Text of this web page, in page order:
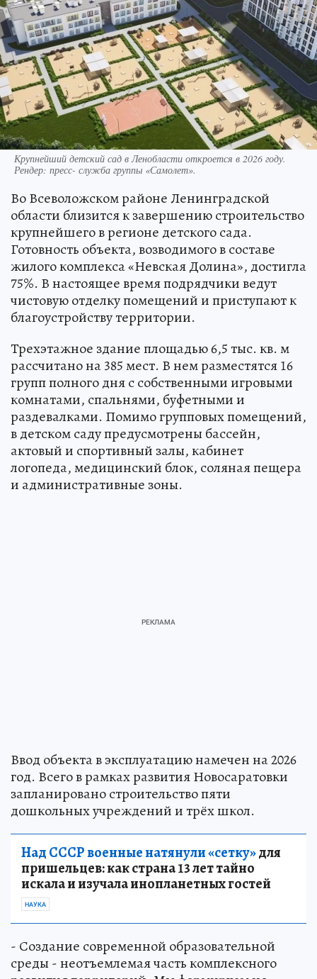
Крупнейший детский сад в Ленобласти откроется в 2026 году.
Рендер: пресс- служба группы «Самолет».
Во Всеволожском районе Ленинградской
области близится к завершению строительство
крупнейшего в регионе детского сада.
Готовность объекта, возводимого в составе
жилого комплекса «Невская Долина», достигла
75%. В настоящее время подрядчики ведут
чистовую отделку помещений и приступают к
благоустройству территории.
Трехэтажное здание площадью 6,5 тыс. кв. м
рассчитано на 385 мест. В нем разместятся 16
групп полного дня с собственными игровыми
комнатами, спальнями, буфетными и
раздевалками. Помимо групповых помещений,
в детском саду предусмотрены бассейн,
актовый и спортивный залы, кабинет
логопеда, медицинский блок, соляная пещера
и административные зоны.
Ввод объекта в эксплуатацию намечен на 2026
год. Всего в рамках развития Новосаратовки
запланировано строительство пяти
дошкольных учреждений и трёх школ.
Над СССР военные натянули «сетку»для
пришельцев: как страна 13 лет тайно
искала и изучала инопланетных гостей
НАУКА
- Создание современной образовательной
среды - неотъемлемая часть комплексного